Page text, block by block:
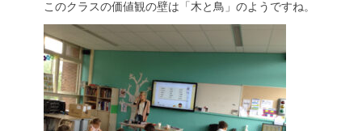
このクラスの価値観の壁は「木と鳥」のようですね。